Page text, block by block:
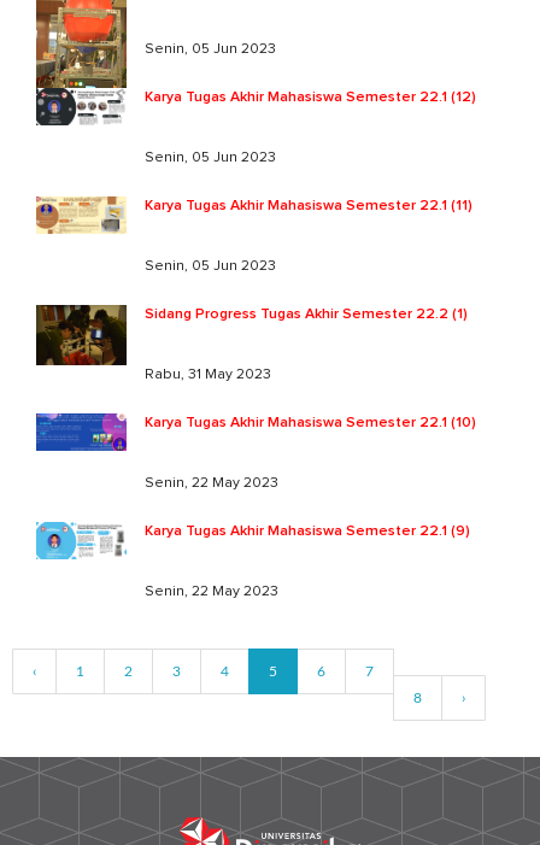
Senin, 05 Jun 2023
Karya Tugas Akhir Mahasiswa Semester 22.1 (12)
Senin, 05 Jun 2023
Karya Tugas Akhir Mahasiswa Semester 22.1 (11)
Senin, 05 Jun 2023
Sidang Progress Tugas Akhir Semester 22.2 (1)
Rabu, 31 May 2023
Karya Tugas Akhir Mahasiswa Semester 22.1 (10)
Senin, 22 May 2023
Karya Tugas Akhir Mahasiswa Semester 22.1 (9)
Senin, 22 May 2023
‹ 1 2 3 4 5 6
7
8
›